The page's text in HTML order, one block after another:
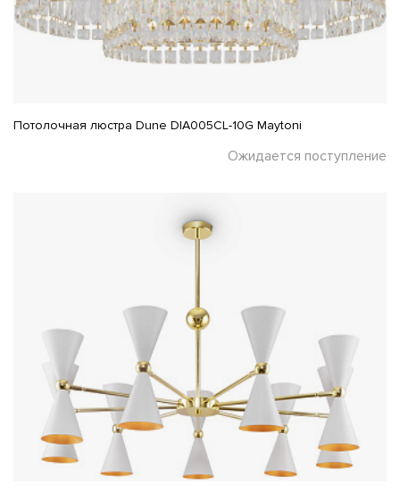
Потолочная люстра Dune DIA005CL-10G Maytoni
Ожидается поступление